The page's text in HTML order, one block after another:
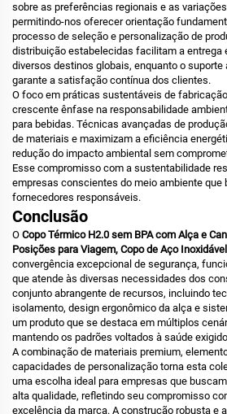
sobre as preferências regionais e as
permitindo-nos oferecer orientação
processo de seleção e personalização de
distribuição estabelecidas facilitam a entrega
diversos destinos globais, enquanto o suporte
garante a satisfação contínua dos clientes.
O foco em práticas sustentáveis de
crescente ênfase na responsabilidade
para bebidas. Técnicas avançadas de
de materiais e maximizam a eficiência
redução do impacto ambiental sem
Esse compromisso com a sustentabilidade
empresas conscientes do meio ambiente que
fornecedores responsáveis.
Conclusão
O Copo Térmico H2.0 sem BPA com Alça e
Posições para Viagem, Copo de Aço
convergência excepcional de segurança,
que atende às diversas necessidades dos
conjunto abrangente de recursos, incluindo
isolamento, design ergonômico da alça e
um produto que se destaca em múltiplos
mantendo os padrões voltados à saúde
A combinação de materiais premium,
capacidades de personalização torna esta
uma escolha ideal para empresas que
alta qualidade, refletindo seu compromisso
excelência da marca. A construção robusta e